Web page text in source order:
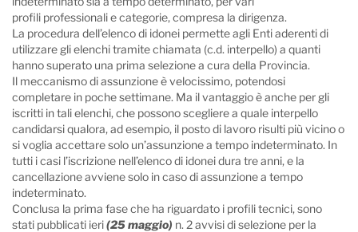
profili professionali e categorie, compresa la dirigenza.
La procedura dell’elenco di idonei permette agli Enti aderenti di
utilizzare gli elenchi tramite chiamata (c.d. interpello) a quanti
hanno superato una prima selezione a cura della Provincia.
Il meccanismo di assunzione è velocissimo, potendosi
completare in poche settimane. Ma il vantaggio è anche per gli
iscritti in tali elenchi, che possono scegliere a quale interpello
candidarsi qualora, ad esempio, il posto di lavoro risulti più vicino o
si voglia accettare solo un’assunzione a tempo indeterminato. In
tutti i casi l’iscrizione nell’elenco di idonei dura tre anni, e la
cancellazione avviene solo in caso di assunzione a tempo
indeterminato.
Conclusa la prima fase che ha riguardato i profili tecnici, sono
stati pubblicati ieri(25 maggio) n. 2 avvisi di selezione per la